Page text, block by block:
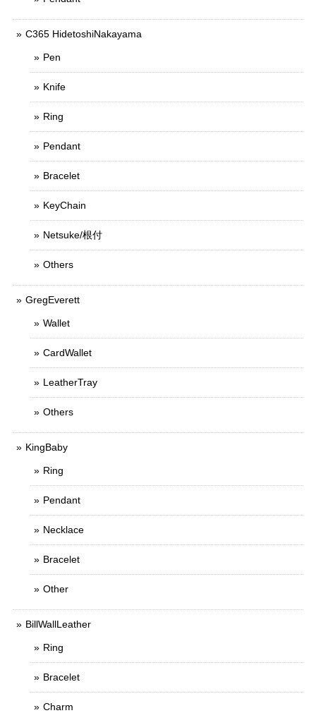
C365 HidetoshiNakayama
Pen
Knife
Ring
Pendant
Bracelet
KeyChain
Netsuke/根付
Others
GregEverett
Wallet
CardWallet
LeatherTray
Others
KingBaby
Ring
Pendant
Necklace
Bracelet
Other
BillWallLeather
Ring
Bracelet
Charm